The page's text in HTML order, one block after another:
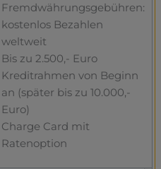
Fremdwährungsgebühren:
kostenlos Bezahlen
weltweit
Bis zu 2.500,- Euro
Kreditrahmen von Beginn
an (später bis zu 10.000,-
Euro)
Charge Card mit
Ratenoption